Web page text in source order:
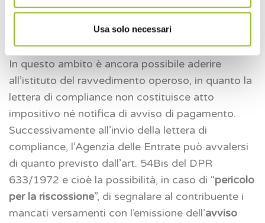
Usa solo necessari
una mancanza in tal senso invia, entro 30 giorni
dalla ricezione della comunicazione, una
invito alla compliance a mezzo PEC.
In questo ambito è ancora possibile aderire
all’istituto del ravvedimento operoso, in quanto la
lettera di compliance non costituisce atto
impositivo né notifica di avviso di pagamento.
Successivamente all’invio della lettera di
compliance, l’Agenzia delle Entrate può avvalersi
di quanto previsto dall’art. 54Bis del DPR
633/1972 e cioè la possibilità, in caso di “pericolo
per la riscossione”, di segnalare al contribuente i
mancati versamenti con l’emissione dell’avviso